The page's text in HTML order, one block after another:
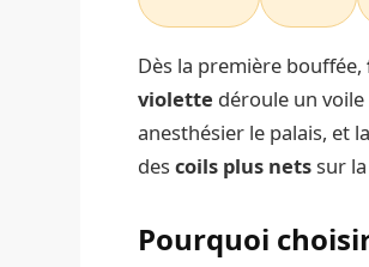
Dès la première bouffée,
violette déroule un
anesthésier le palais, et
descoils plus netssur
Pourquoi